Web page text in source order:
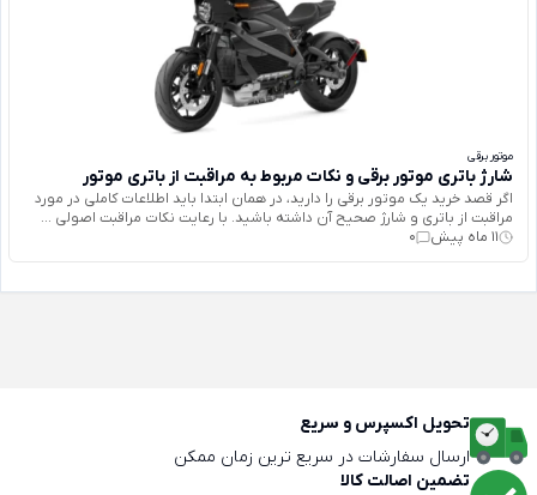
موتور برقی
شارژ باتری موتور برقی و نکات مربوط به مراقبت از باتری موتور
اگر قصد خرید یک موتور برقی را دارید، در همان ابتدا باید اطلاعات کاملی در مورد
مراقبت از باتری و شارژ صحیح آن داشته باشید. با رعایت نکات مراقبت اصولی ...
11 ماه پیش
0
تحویل اکسپرس و سریع
ارسال سفارشات در سریع ترین زمان ممکن
تضمین اصالت کالا